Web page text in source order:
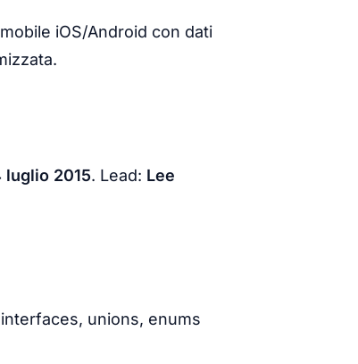
iOS/Android con dati
luglio 2015. Lead: Lee
unions, enums